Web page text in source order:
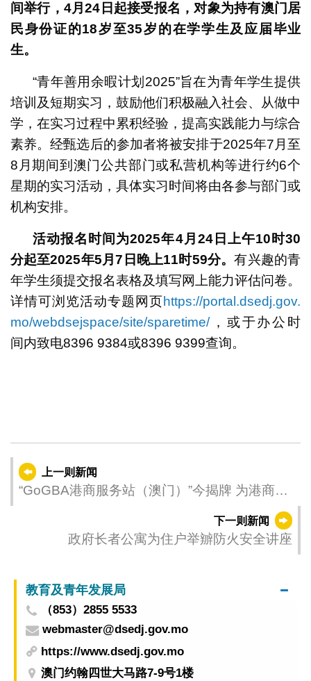
间举行， 4月24 日起接受报名，对象为持有澳门居
民身份证的18岁至35岁的在学学生及应届毕业
生。
“青年善用余暇计划2025”旨在为青年学生提供
培训及短期实习，鼓励他们积极融入社会、从做中
学，在实习过程中累积经验，提高实践能力与综合
素养。经甄选后的参加者将被安排于2025年7月至
8月期间到澳门公共部门或私营机构等进行约6个
星期的实习活动，具体实习时间将由各参与部门或
机构安排。
活动报名时间为2025年4月 24日上午10时30
分起至2025年5月7 日晚上11时59分。有兴趣的青
年学生须提交报名表格及填写网上能力评估问卷。
详情可浏览活动专题网页https://portal.dsedj.gov.
mo/webdsejspace/site/sparetime/，或于办公时
间内致电8396 9384或8396 9399查询。
上一则新闻
“GoGBA港商服务站（澳门）”今揭牌 为港商投
下一则新闻
政府长者公寓为住户举辧防火安全讲座
教育及青年发展局
（853）2855 5533
webmaster@dsedj.gov.mo
https://www.dsedj.gov.mo
澳门约翰四世大马路7-9号1楼